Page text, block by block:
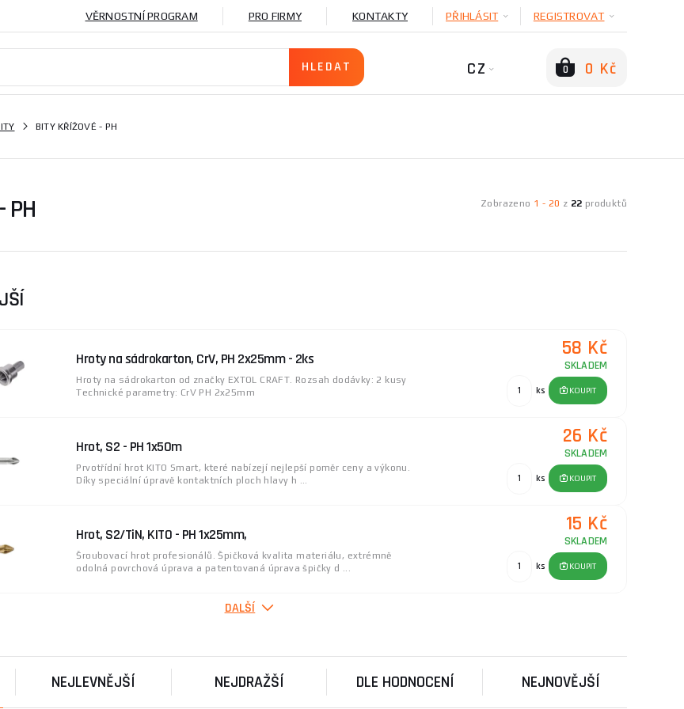
VĚRNOSTNÍ PROGRAM PRO FIRMY KONTAKTY PŘIHLÁSIT REGISTROVAT
CZ 0 0 Kč
BITY KŘÍŽOVÉ - PH
Zobrazeno 1 - 20 z 22 produktů
PH
Hroty na sádrokarton, CrV, PH 2x25mm - 2ks
Hroty na sádrokarton od značky EXTOL CRAFT. Rozsah dodávky: 2 kusy
Technické parametry: CrV PH 2x25mm
58 Kč
SKLADEM
ks KOUPIT
Hrot, S2 - PH 1x50m
Prvotřídní hrot KITO Smart, které nabízejí nejlepší poměr ceny a výkonu.
Díky speciální úpravě kontaktních ploch hlavy h ...
26 Kč
SKLADEM
ks KOUPIT
Hrot, S2/TiN, KITO - PH 1x25mm,
Šroubovací hrot profesionálů. Špičková kvalita materiálu, extrémně
odolná povrchová úprava a patentovaná úprava špičky d ...
15 Kč
SKLADEM
ks KOUPIT
ks
DALŠÍ
NEJLEVNĚJŠÍ NEJDRAŽŠÍ DLE HODNOCENÍ NEJNOVĚJŠÍ